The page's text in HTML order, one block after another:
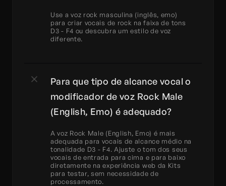
Use a voz rock masculina (inglês, emo)
para criar vocais de rock na faixa de tons
D3 - F4 ou descubra um estilo de voz
diferente.
Para que tipo de alcance vocal o
modificador de voz Rock Male
(English, Emo) é adequado?
A voz Rock Male (English, Emo) é mais
adequada para vocais de alcance médio na
tonalidade D3 - F4. Ajuste o tom dos seus
vocais de entrada para cima e para baixo
diretamente na experiência web da Kits
para testar, sem necessidade de
processamento.